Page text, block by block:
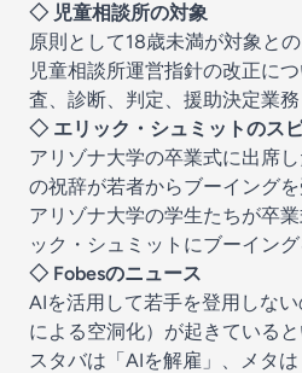
◇ 児童相談所の対象
原則として18歳未満が対象との
児童相談所運営指針の改正に
査、診断、判定、援助決定業
◇ エリック・シュミットのス
アリゾナ大学の卒業式に出席
の祝辞が若者からブーイングを
アリゾナ大学の学生たちが卒
ック・シュミットにブーイン
◇ Fobesのニュース
AIを活用して若手を登用しな
による空洞化）が起きていると
スタバは「AIを解雇」、メタ